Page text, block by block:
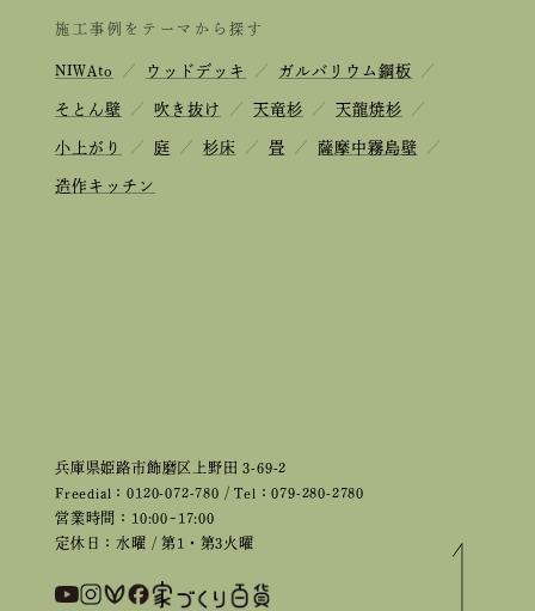
兵庫県姫路市飾磨区上野田 3-69-2
Freedial：0120-072-780 / Tel：079-280-2780
営業時間：10:00~17:00
定休日：水曜 / 第1・第3火曜
施工事例をテーマから探す
NIWAto ／ ウッドデッキ ／ ガルバリウム鋼板 ／
そとん壁 ／ 吹き抜け ／ 天竜杉 ／ 天龍焼杉 ／
小上がり ／ 庭 ／ 杉床 ／ 畳 ／ 薩摩中霧島壁 ／
造作キッチン